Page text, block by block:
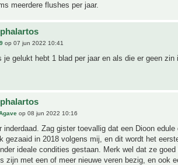
meerdere flushes per jaar.
op 07 jun 2022 10:41
je gelukt hebt 1 blad per jaar en als die er geen
op 08 jun 2022 10:16
inderdaad. Zag gister toevallig dat een Dioon
gezaaid in 2018 volgens mij, en dit wordt het
ideale condities gestaan. Merk wel dat ze
zijn met een of meer nieuwe veren bezig, en ook